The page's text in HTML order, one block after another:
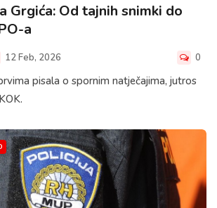
Grgića: Od tajnih snimki do
a
12 Feb, 2026 0
pisala o spornim natječajima, jutros